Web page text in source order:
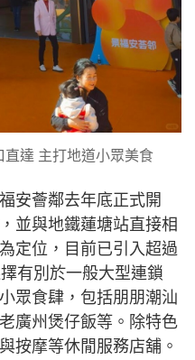
達 主打地道小眾美食
安薈鄰去年底正式開
並與地鐵蓮塘站直接相
定位，目前已引入超過
有別於一般大型連鎖
眾食肆，包括朋朋潮汕
廣州煲仔飯等。除特色
按摩等休閒服務店舖。